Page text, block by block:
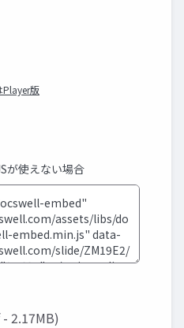
Player版
が使えない場合
2.17MB)